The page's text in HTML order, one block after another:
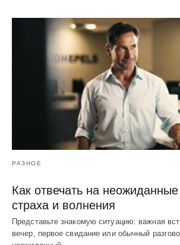
РАЗНОЕ
Как отвечать на
страха и волнения
Представьте знакомую ситуацию: важная
вечер, первое свидание или обычный